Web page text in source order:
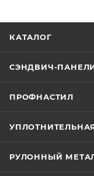
КАТАЛОГ
СЭНДВИЧ-
ПРОФНАСТИЛ
РУЛОННЫЙ